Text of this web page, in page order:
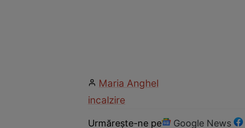
Maria Anghel
incalzire
Urmărește-ne pe Google News